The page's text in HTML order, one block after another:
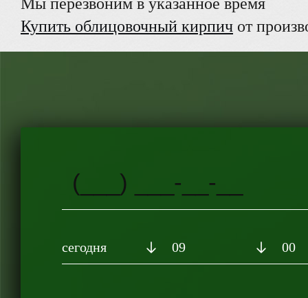
Купить облицовочный кирпич от
сегодня 09 00